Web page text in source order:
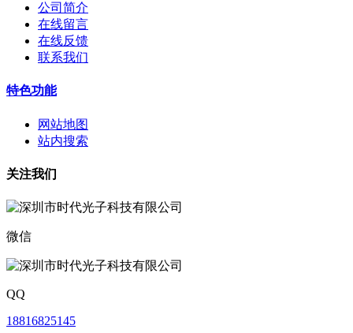
公司简介
在线留言
在线反馈
联系我们
特色功能
网站地图
站内搜索
关注我们
微信
QQ
18816825145